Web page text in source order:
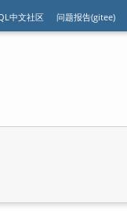
中文社区 问题报告(gitee)